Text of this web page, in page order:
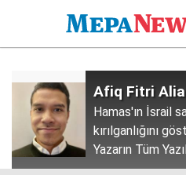
Afiq Fitri
Hamas'ın İsrail
kırılganlığını
Yazarın Tüm